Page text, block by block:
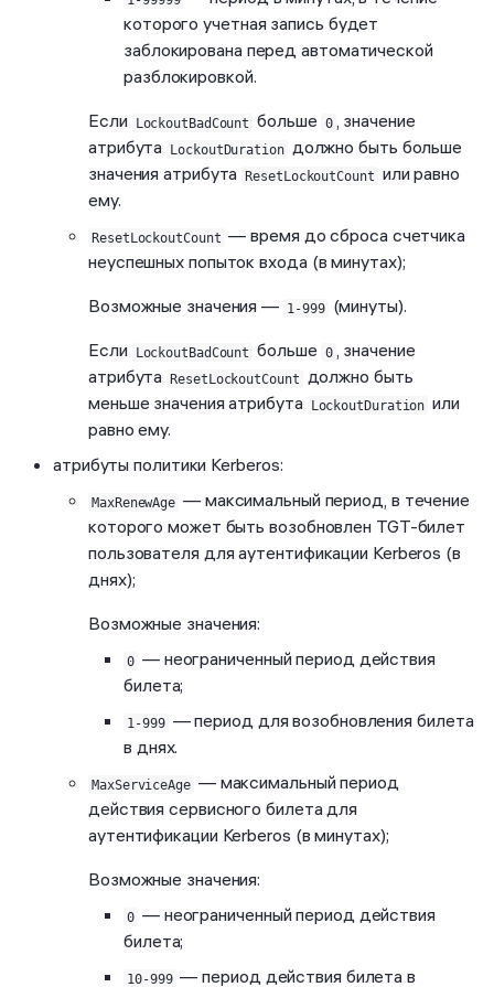
которого учетная запись будет
заблокирована перед автоматической
разблокировкой.
Если LockoutBadCount больше 0 , значение
атрибута LockoutDuration должно быть больше
значения атрибута ResetLockoutCount или равно
ему.
ResetLockoutCount — время до сброса счетчика
неуспешных попыток входа (в минутах);
Возможные значения — 1-999
(минуты).
Если LockoutBadCount больше 0 , значение
атрибута ResetLockoutCount должно быть
меньше значения атрибута LockoutDuration или
равно ему.
атрибуты политики Kerberos:
MaxRenewAge — максимальный период, в течение
которого может быть возобновлен TGT-билет
пользователя для аутентификации Kerberos (в
днях);
Возможные значения:
0 — неограниченный период действия
билета;
1-999 — период для возобновления билета
в днях.
MaxServiceAge — максимальный период
действия сервисного билета для
аутентификации Kerberos (в минутах);
Возможные значения:
0 — неограниченный период действия
билета;
10-999 — период действия билета в